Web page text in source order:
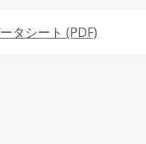
タシート (PDF)